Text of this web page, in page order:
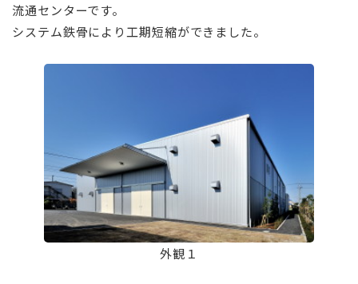
流通センターです。
システム鉄骨により工期短縮ができました。
外観１